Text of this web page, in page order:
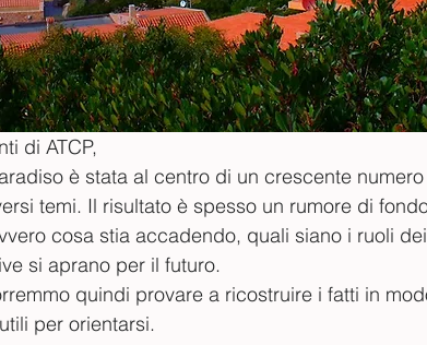
di ATCP,
è stata al centro di un crescente
temi. Il risultato è spesso un rumore di
cosa stia accadendo, quali siano i ruoli
si aprano per il futuro.
quindi provare a ricostruire i fatti in
per orientarsi.